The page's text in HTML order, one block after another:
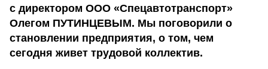
с директором ООО «Спецавтотранспорт»
Олегом ПУТИНЦЕВЫМ. Мы поговорили о
становлении предприятия, о том, чем
сегодня живет трудовой коллектив.